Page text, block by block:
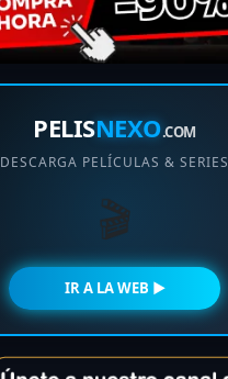
PELISNEXO.COM
DESCARGA PELÍCULAS & SERIES
🎬
IR A LA WEB ►